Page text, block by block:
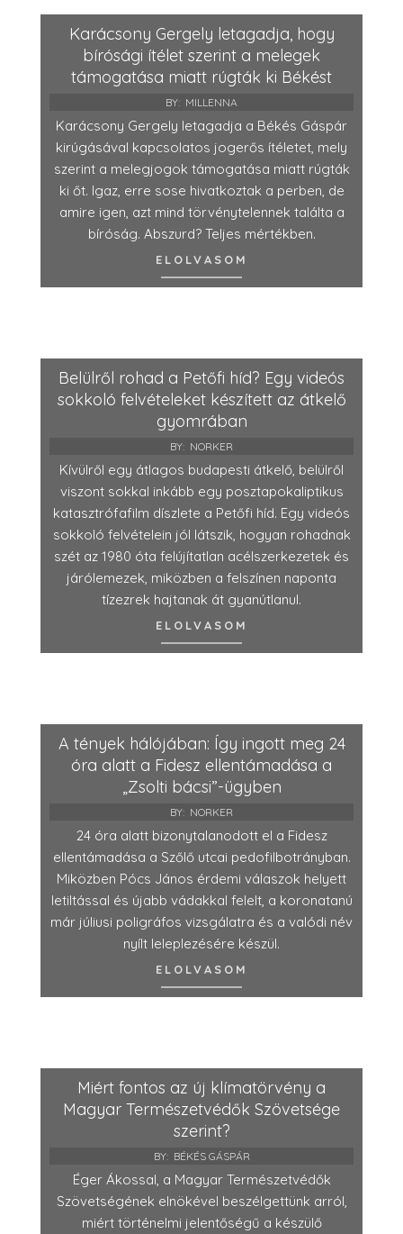
Karácsony Gergely letagadja, hogy
bírósági ítélet szerint a melegek
támogatása miatt rúgták ki Békést
BY: MILLENNA
Karácsony Gergely letagadja a Békés Gáspár
kirúgásával kapcsolatos jogerős ítéletet, mely
szerint a melegjogok támogatása miatt rúgták
ki őt. Igaz, erre sose hivatkoztak a perben, de
amire igen, azt mind törvénytelennek találta a
bíróság. Abszurd? Teljes mértékben.
ELOLVASOM
Belülről rohad a Petőfi híd? Egy videós
sokkoló felvételeket készített az átkelő
gyomrában
BY: NORKER
Kívülről egy átlagos budapesti átkelő, belülről
viszont sokkal inkább egy posztapokaliptikus
katasztrófafilm díszlete a Petőfi híd. Egy videós
sokkoló felvételein jól látszik, hogyan rohadnak
szét az 1980 óta felújítatlan acélszerkezetek és
járólemezek, miközben a felszínen naponta
tízezrek hajtanak át gyanútlanul.
ELOLVASOM
A tények hálójában: Így ingott meg 24
óra alatt a Fidesz ellentámadása a
„Zsolti bácsi”-ügyben
BY: NORKER
24 óra alatt bizonytalanodott el a Fidesz
ellentámadása a Szőlő utcai pedofilbotrányban.
Miközben Pócs János érdemi válaszok helyett
letiltással és újabb vádakkal felelt, a koronatanú
már júliusi poligráfos vizsgálatra és a valódi név
nyílt leleplezésére készül.
ELOLVASOM
Miért fontos az új klímatörvény a
Magyar Természetvédők Szövetsége
szerint?
BY: BÉKÉS GÁSPÁR
Éger Ákossal, a Magyar Természetvédők
Szövetségének elnökével beszélgettünk arról,
miért történelmi jelentőségű a készülő